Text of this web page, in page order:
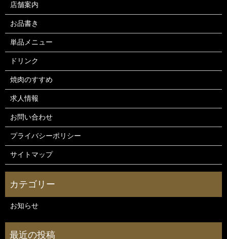
店舗案内
お品書き
単品メニュー
ドリンク
焼肉のすすめ
求人情報
お問い合わせ
プライバシーポリシー
サイトマップ
お知らせ